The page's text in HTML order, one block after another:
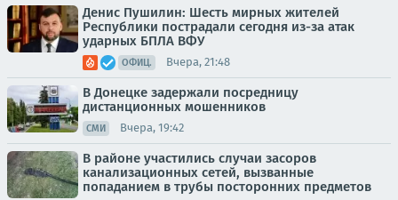
Денис Пушилин: Шесть мирных жителей
Республики пострадали сегодня из-за атак
ударных БПЛА ВФУ
ОФИЦ. Вчера, 21:48
В Донецке задержали посредницу
дистанционных мошенников
СМИ Вчера, 19:42
В районе участились случаи засоров
канализационных сетей, вызванные
попаданием в трубы посторонних предметов